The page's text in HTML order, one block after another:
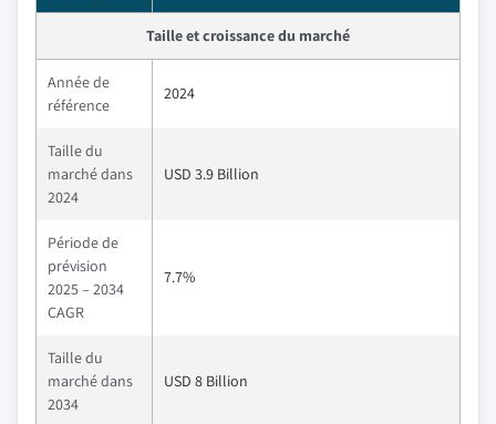
Taille et croissance du marché
Année de
référence
2024
Taille du
marché dans
2024
USD 3.9 Billion
Période de
prévision
2025 – 2034
CAGR
7.7%
Taille du
marché dans
2034
USD 8 Billion